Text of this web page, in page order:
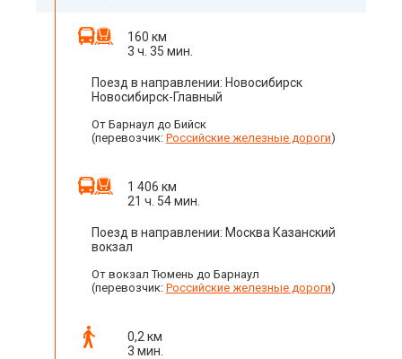
160 км
3 ч. 35 мин.
Поезд в направлении: Новосибирск
Новосибирск-Главный
От Барнаул до Бийск
(перевозчик: Российские железные дороги)
1 406 км
21 ч. 54 мин.
Поезд в направлении: Москва Казанский
вокзал
От вокзал Тюмень до Барнаул
(перевозчик: Российские железные дороги)
0,2 км
3 мин.